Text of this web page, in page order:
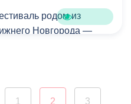
родом из
Новгорода —
зданий.
1 2 3